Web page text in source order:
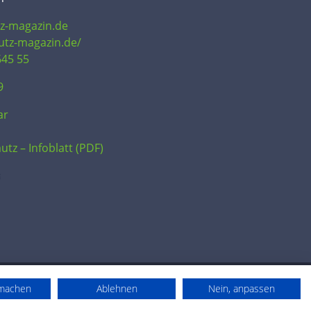
magazin.de
magazin.de/
55
– Infoblatt (PDF)
Ablehnen Nein, anpassen